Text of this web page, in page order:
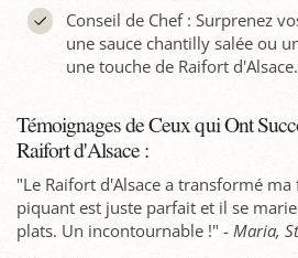
Conseil de Chef : Surprenez
une sauce chantilly salée ou
une touche de Raifort
Témoignages de Ceux qui Ont
Raifort d'Alsace :
"Le Raifort d'Alsace a transformé ma
piquant est juste parfait et il se
plats. Un incontournable !" - Maria,